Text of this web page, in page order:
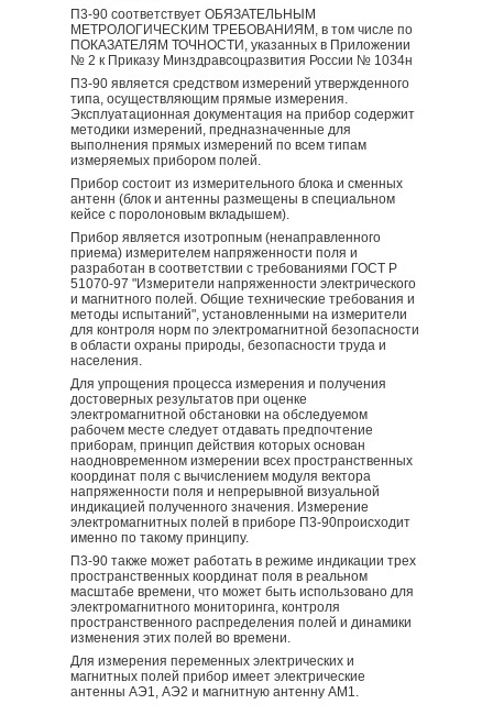
П3-90 соответствует ОБЯЗАТЕЛЬНЫМ
МЕТРОЛОГИЧЕСКИМ ТРЕБОВАНИЯМ, в том числе по
ПОКАЗАТЕЛЯМ ТОЧНОСТИ, указанных в Приложении
№ 2 к Приказу Минздравсоцразвития России № 1034н
П3-90 является средством измерений утвержденного
типа, осуществляющим прямые измерения.
Эксплуатационная документация на прибор содержит
методики измерений, предназначенные для
выполнения прямых измерений по всем типам
измеряемых прибором полей.
Прибор состоит из измерительного блока и сменных
антенн (блок и антенны размещены в специальном
кейсе с поролоновым вкладышем).
Прибор является изотропным (ненаправленного
приема) измерителем напряженности поля и
разработан в соответствии с требованиями ГОСТ Р
51070-97 "Измерители напряженности электрического
и магнитного полей. Общие технические требования и
методы испытаний", установленными на измерители
для контроля норм по электромагнитной безопасности
в области охраны природы, безопасности труда и
населения.
Для упрощения процесса измерения и получения
достоверных результатов при оценке
электромагнитной обстановки на обследуемом
рабочем месте следует отдавать предпочтение
приборам, принцип действия которых основан
наодновременном измерении всех пространственных
координат поля с вычислением модуля вектора
напряженности поля и непрерывной визуальной
индикацией полученного значения. Измерение
электромагнитных полей в приборе П3-90происходит
именно по такому принципу.
П3-90 также может работать в режиме индикации трех
пространственных координат поля в реальном
масштабе времени, что может быть использовано для
электромагнитного мониторинга, контроля
пространственного распределения полей и динамики
изменения этих полей во времени.
Для измерения переменных электрических и
магнитных полей прибор имеет электрические
антенны АЭ1, АЭ2 и магнитную антенну АМ1.